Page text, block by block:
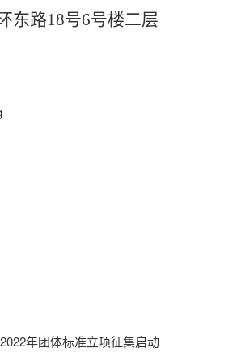
东路18号6号楼二层
年团体标准立项征集启动